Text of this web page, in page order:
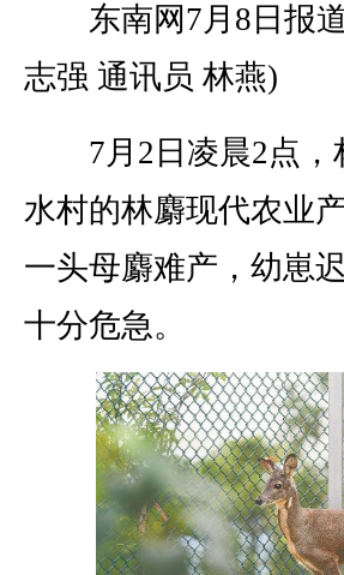
东南网7月8日报道
志强 通讯员 林燕)
7月2日凌晨2点，
水村的林麝现代农业
一头母麝难产，幼崽
十分危急。